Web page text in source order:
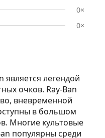
0×
0×
является легендой
очков. Ray-Ban
вневременной
в большом
Многие культовые
популярны среди